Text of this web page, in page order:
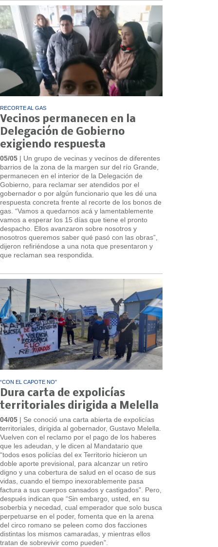
RECORTE AL GAS
Vecinos permanecen en la
Delegación de Gobierno
exigiendo respuesta
05/05 | Un grupo de vecinas y vecinos de diferentes
barrios de la zona de la margen sur del río Grande,
permanecen en el interior de la Delegación de
Gobierno, para reclamar ser atendidos por el
gobernador o por algún funcionario que les dé una
respuesta concreta frente al recorte de los bonos de
gas. “Vamos a quedarnos acá y lamentablemente
vamos a esperar los 15 días que tiene el pronto
despacho. Ellos avanzaron sobre nosotros y
nosotros queremos saber qué pasó con las obras”,
dijeron refiriéndose a una nota que presentaron y
que reclaman sea respondida.
“CON EL CAPOTE NO”
Dura carta de expolicías
territoriales dirigida a Melella
04/05 | Se conoció una carta abierta de expolicías
territoriales, dirigida al gobernador, Gustavo Melella.
Vuelven con el reclamo por el pago de los haberes
que les adeudan, y le dicen al Mandatario que
“todos esos policías del ex Territorio hicieron un
doble aporte previsional, para alcanzar un retiro
digno y una cobertura de salud en el ocaso de sus
vidas, cuando el tiempo inexorablemente pasa
factura a sus cuerpos cansados y castigados”. Pero,
después indican que “Sin embargo, usted, en su
soberbia y necedad, cual emperador que solo busca
perpetuarse en el poder, fomenta que en la arena
del circo romano se peleen como dos facciones
distintas los mismos camaradas, y mientras ellos
tratan de sobrevivir como pueden”.